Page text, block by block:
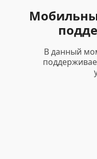
В данный